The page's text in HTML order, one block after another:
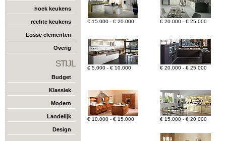
hoek keukens
rechte keukens
Losse elementen
Overig
STIJL
Budget
Klassiek
Modern
Landelijk
Design
€ 15.000 - € 20.000 € 20.000 - € 25.000
€ 5.000 - € 10.000 € 20.000 - € 25.000
€ 10.000 - € 15.000 € 15.000 - € 20.000